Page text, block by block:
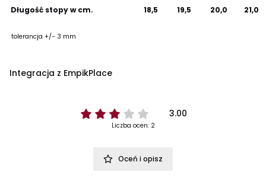
Długość stopy w cm. 18,5 19,5 20,0 21,0
tolerancja +/- 3 mm
Integracja z EmpikPlace
3.00
Liczba ocen: 2
Oceń i opisz